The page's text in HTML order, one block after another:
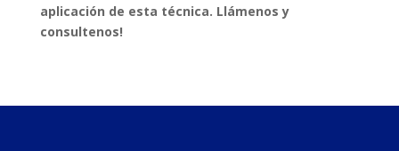
aplicación de esta técnica. Llámenos y
consultenos!